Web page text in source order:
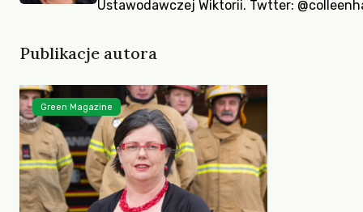
Ustawodawczej Wiktorii. Twtter:
Publikacje autora
Green Magazine